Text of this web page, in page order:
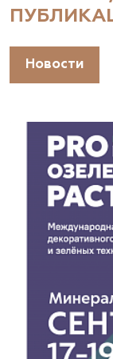
+7(928)
Знаменское
(929) 992-
Московская
Барабаново
(929) 992-
Новости